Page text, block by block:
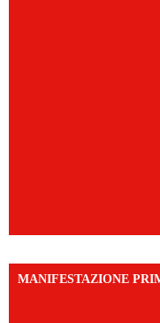
MANIFESTAZIONE